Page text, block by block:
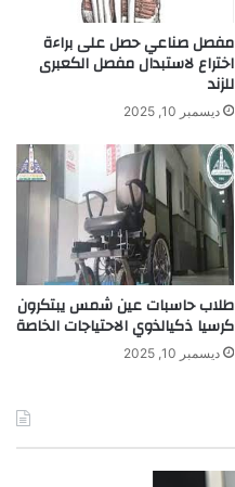
مفصل صناعي حصل على براءة
اختراع لاستبدال مفصل الكعبرى
للزند
ديسمبر 10, 2025
طلاب حاسبات عين شمس يبتكرون
كرسيا ذكيالذوي الاحتياجات الخاصة
ديسمبر 10, 2025